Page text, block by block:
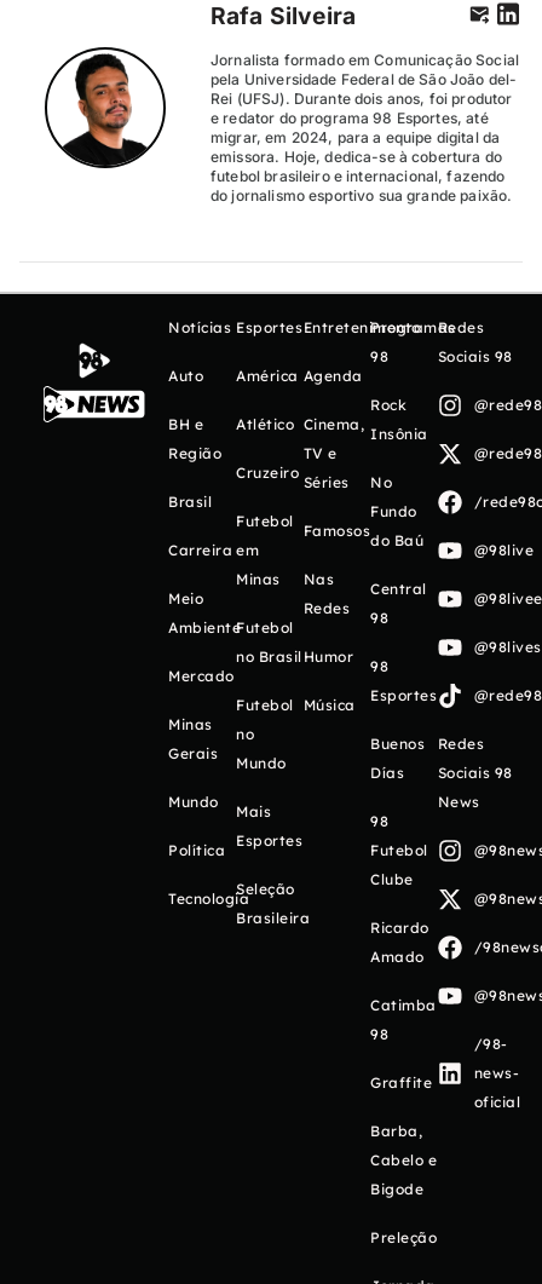
Rafa Silveira
Jornalista formado em Comunicação Social
pela Universidade Federal de São João del-
Rei (UFSJ). Durante dois anos, foi produtor
e redator do programa 98 Esportes, até
migrar, em 2024, para a equipe digital da
emissora. Hoje, dedica-se à cobertura do
futebol brasileiro e internacional, fazendo
do jornalismo esportivo sua grande paixão.
Notícias
Auto
BH e
Região
Brasil
Carreira
Meio
Ambiente
Mercado
Minas
Gerais
Mundo
Política
Tecnologia
Esportes
América
Atlético
Cruzeiro
Futebol
em
Minas
Futebol
no Brasil
Futebol
no
Mundo
Mais
Esportes
Seleção
Brasileira
Entretenimento
Agenda
Cinema,
TV e
Séries
Famosos
Nas
Redes
Humor
Música
Programas
98
Rock
Insônia
No
Fundo
do Baú
Central
98
98
Esportes
Buenos
Días
98
Futebol
Clube
Ricardo
Amado
Catimba
98
Graffite
Barba,
Cabelo e
Bigode
Preleção
Redes
Sociais 98
/
@98live
Redes
Sociais 98
News
/
/98-
news-
oficial